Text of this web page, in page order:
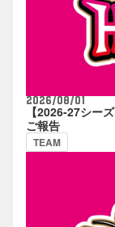
2026/08/01
【2026-27シー
ご報告
TEAM